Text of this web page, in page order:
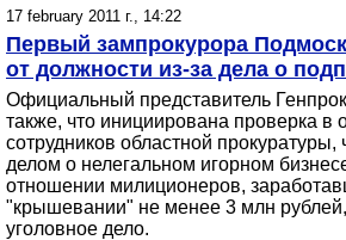
17 february 2011 г., 14:22
Первый зампрокурора
от должности из-за дела о
Официальный представитель
также, что инициирована проверка в
сотрудников областной
делом о нелегальном игорном
отношении милиционеров,
"крышевании" не менее 3 млн
уголовное дело.